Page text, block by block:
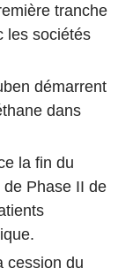
tranche
les sociétés
démarrent
dans
la fin du
de Phase II de
cession du